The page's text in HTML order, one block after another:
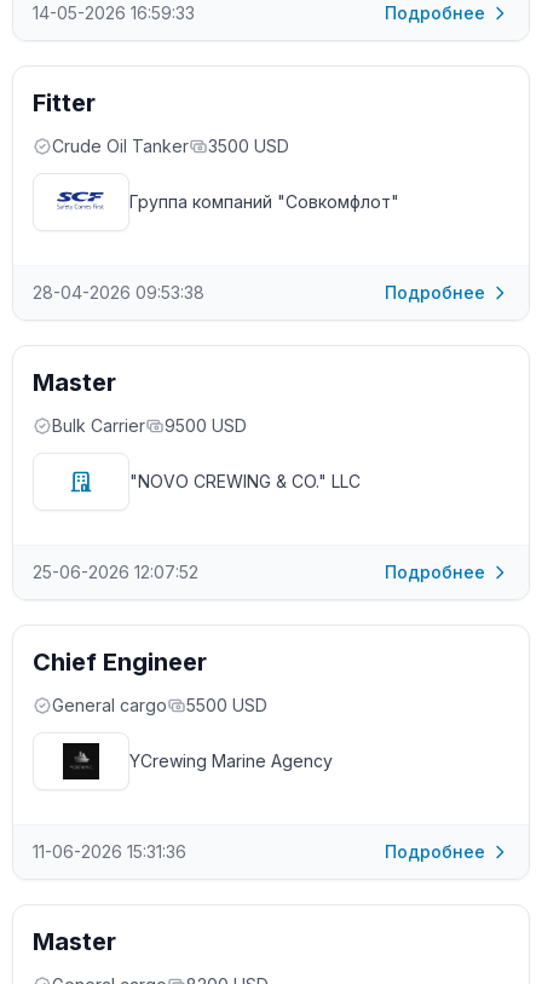
14-05-2026 16:59:33 Подробнее
Fitter
Crude Oil Tanker 3500 USD
Группа компаний "Совкомфлот"
28-04-2026 09:53:38 Подробнее
Master
Bulk Carrier 9500 USD
"NOVO CREWING & CO." LLC
25-06-2026 12:07:52 Подробнее
Chief Engineer
General cargo 5500 USD
YCrewing Marine Agency
11-06-2026 15:31:36 Подробнее
Master